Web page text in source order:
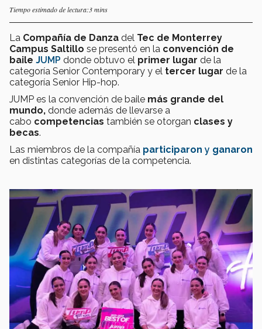
Tiempo estimado de lectura:3 mins
La Compañía de Danza del Tec de Monterrey
Campus Saltillo se presentó en la convención de
baile JUMP donde obtuvo el primer lugar de la
categoría Senior Contemporary y el tercer lugar de la
categoría Senior Hip-hop.
JUMP es la convención de baile más grande del
mundo, donde además de llevarse a
cabo competencias también se otorgan clases y
becas.
Las miembros de la compañía participaron y ganaron
en distintas categorías de la competencia.